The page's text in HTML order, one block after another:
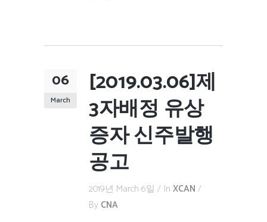
06
March
[2019.03.06]제
3자배정 유상
증자 신주발행
공고
2019년 March 6일 In XCAN
By CNA